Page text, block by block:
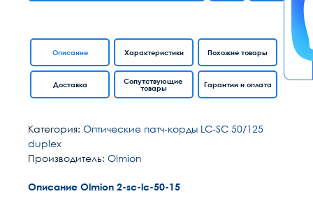
Описание Характеристики
Доставка
Похожие товары
Сопутствующие
товары
Гарантии и оплата
Категория: Оптические патч-корды LC-SC 50/125
duplex
Производитель: Olmion
Описание Olmion 2-sc-lc-50-15